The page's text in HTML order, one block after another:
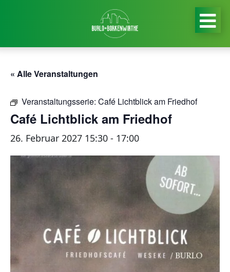
« Alle Veranstaltungen
Veranstaltungsserie: Café Lichtblick am Friedhof
Café Lichtblick am Friedhof
26. Februar 2027 15:30 - 17:00